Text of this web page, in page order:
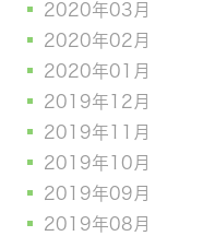
2020年03月
2020年02月
2020年01月
2019年12月
2019年11月
2019年10月
2019年09月
2019年08月